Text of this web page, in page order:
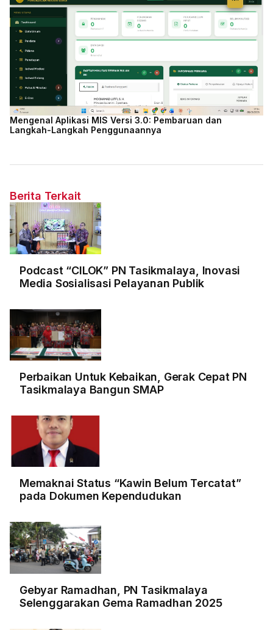
Mengenal Aplikasi MIS Versi 3.0: Pembaruan dan
Langkah-Langkah Penggunaannya
Berita Terkait
Podcast “CILOK” PN Tasikmalaya, Inovasi
Media Sosialisasi Pelayanan Publik
Perbaikan Untuk Kebaikan, Gerak Cepat PN
Tasikmalaya Bangun SMAP
Memaknai Status “Kawin Belum Tercatat”
pada Dokumen Kependudukan
Gebyar Ramadhan, PN Tasikmalaya
Selenggarakan Gema Ramadhan 2025